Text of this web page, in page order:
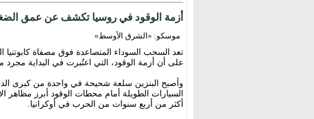
أزمة الوقود في روسيا تكشف عن عمق
موسكو: «الشرق الأوسط»
تعد السحب السوداء المتصاعدة فوق مصفاة كابوتنيا
على أن أزمة الوقود، التي اعتُبرت في البداية
وأصبح البنزين سلعة شحيحة في واحدة من كبرى
السيارات الطويلة أمام محطات الوقود أبرز مظاهر
أكثر من أربع سنوات من الحرب في أوكرانيا.